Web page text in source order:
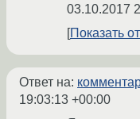
03.10.2017
Показать
Ответ на:
19:03:13 +00:00